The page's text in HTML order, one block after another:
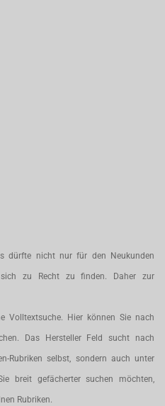
dürfte nicht nur für den Neukunden
zu Recht zu finden. Daher zur
Volltextsuche. Hier können Sie nach
Das Hersteller Feld sucht nach
Rubriken selbst, sondern auch unter
breit gefächerter suchen möchten,
Rubriken.